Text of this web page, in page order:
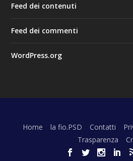
Feed dei contenuti
Feed dei commenti
WordPress.org
Home la fio.PSD Contatti
Trasparenza